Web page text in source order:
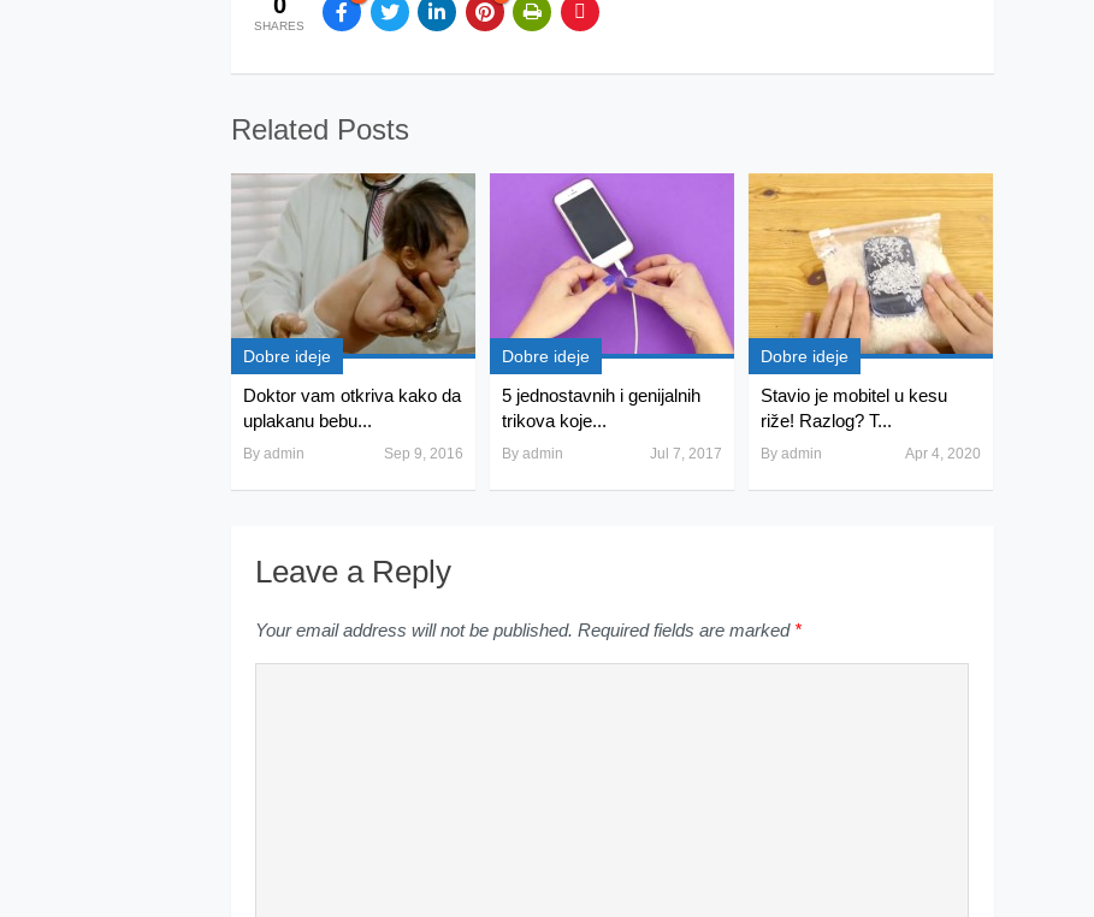
SHARES
Related Posts
Dobre ideje
Doktor vam otkriva kako da
uplakanu bebu...
By admin Sep 9, 2016
Dobre ideje
5 jednostavnih i genijalnih
trikova koje...
By admin Jul 7, 2017
Dobre ideje
Stavio je mobitel u kesu
riže! Razlog? T...
By admin Apr 4, 2020
Leave a Reply
Your email address will not be published. Required fields are marked *